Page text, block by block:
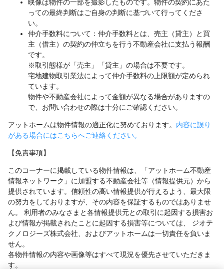
映像は物件の一部を撮影したものです。物件の契約にあた
っての最終判断はご自身の判断に基づいて行ってくださ
い。
仲介手数料について：仲介手数料とは、売主（貸主）と買
主（借主）の契約の仲立ちを行う不動産会社に支払う報酬
です。
※取引態様が「売主」「貸主」の場合は不要です。
宅地建物取引業法によって仲介手数料の上限額が定められ
ています。
物件や不動産会社によって金額が異なる場合がありますの
で、お問い合わせの際は十分にご確認ください。
アットホームは物件情報の適正化に努めております。 内容に誤り
がある場合にはこちらへご連絡ください。
【免責事項】
このコーナーに掲載している物件情報は、「アットホーム不動産
情報ネットワーク」に加盟する不動産会社等（情報提供元）から
提供されています。信頼性の高い情報提供が行えるよう、最大限
の努力をしておりますが、その内容を保証するものではありませ
ん。 利用者のみなさまと各情報提供元との取引に起因する損害お
よび情報が掲載されたことに起因する損害等については、 ジオテ
クノロジーズ株式会社、およびアットホームは一切責任を負いま
せん。
各物件情報の内容や画像等はすべて現況を優先させていただきま
す。